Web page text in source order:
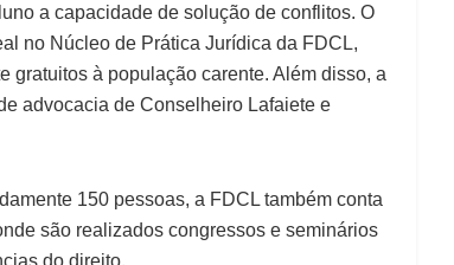
a capacidade de solução de conflitos. O
no Núcleo de Prática Jurídica da FDCL,
gratuitos à população carente. Além disso, a
advocacia de Conselheiro Lafaiete e
150 pessoas, a FDCL também conta
são realizados congressos e seminários
do direito.